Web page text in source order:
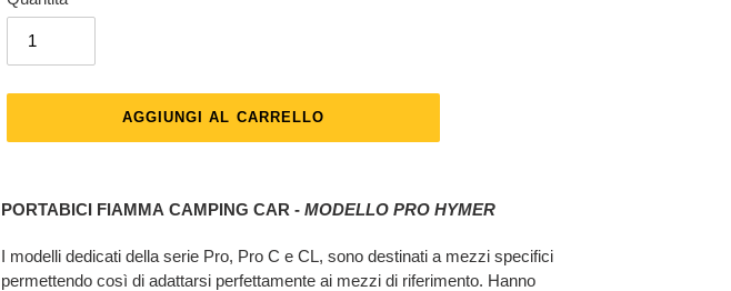
AGGIUNGI AL CARRELLO
del
nel
carrello
PORTABICI FIAMMA CAMPING CAR - MODELLO PRO HYMER
I modelli dedicati della serie Pro, Pro C e CL, sono destinati a mezzi specifici
permettendo così di adattarsi perfettamente ai mezzi di riferimento. Hanno